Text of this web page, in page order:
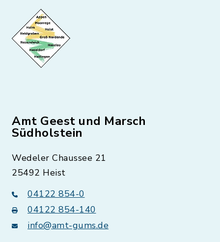
Amt Geest und Marsch
Südholstein
Wedeler Chaussee 21
25492 Heist
04122 854-0
04122 854-140
info@amt-gums.de